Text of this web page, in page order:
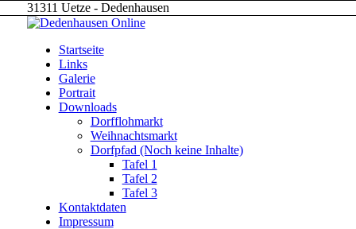
31311 Uetze - Dedenhausen
Startseite
Links
Galerie
Portrait
Downloads
Dorfflohmarkt
Weihnachtsmarkt
Dorfpfad (Noch keine Inhalte)
Tafel 1
Tafel 2
Tafel 3
Kontaktdaten
Impressum